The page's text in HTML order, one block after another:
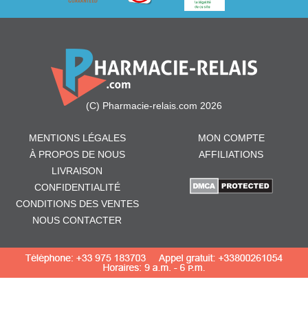
(C) Pharmacie-relais.com 2026
MENTIONS LÉGALES
À PROPOS DE NOUS
LIVRAISON
CONFIDENTIALITÉ
CONDITIONS DES VENTES
NOUS CONTACTER
MON COMPTE
AFFILIATIONS